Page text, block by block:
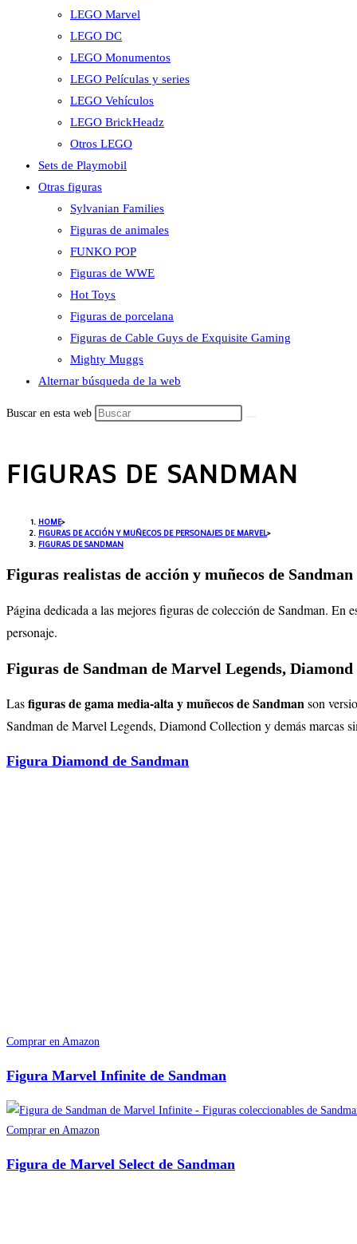
LEGO Marvel
LEGO DC
LEGO Monumentos
LEGO Películas y series
LEGO Vehículos
LEGO BrickHeadz
Otros LEGO
Sets de Playmobil
Otras figuras
Sylvanian Families
Figuras de animales
FUNKO POP
Figuras de WWE
Hot Toys
Figuras de porcelana
Figuras de Cable Guys de Exquisite Gaming
Mighty Muggs
Alternar búsqueda de la web
Buscar en esta web
FIGURAS DE SANDMAN
HOME>
FIGURAS DE ACCIÓN Y MUÑECOS DE PERSONAJES DE MARVEL>
FIGURAS DE SANDMAN
Figuras realistas de acción y muñecos de Sandman
Página dedicada a las mejores figuras de colección de Sandman.
personaje.
Figuras de Sandman de Marvel Legends,
Lasfiguras de gama media-alta y muñecos de Sandmanson
Sandmande Marvel Legends, Diamond Collection y demás marcas
Figura Diamond de Sandman
Comprar en Amazon
Figura Marvel Infinite de Sandman
Comprar en Amazon
Figura de Marvel Select de Sandman